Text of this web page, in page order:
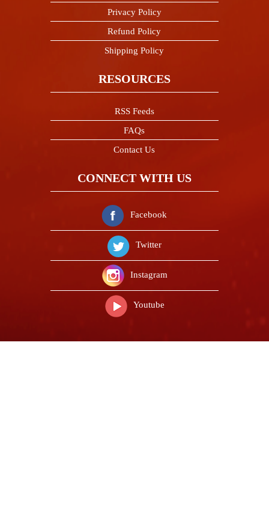
Privacy Policy
Refund Policy
Shipping Policy
RESOURCES
RSS Feeds
FAQs
Contact Us
CONNECT WITH US
Facebook
Twitter
Instagram
Youtube